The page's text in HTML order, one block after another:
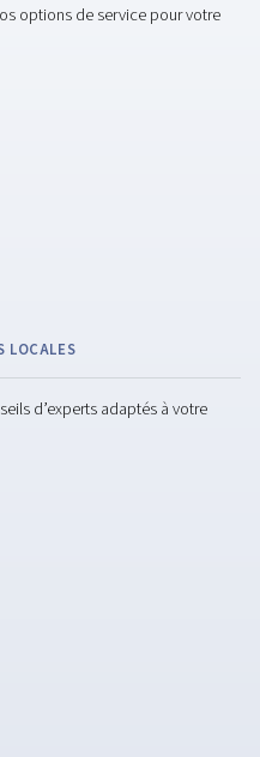
de la qualité
A13 :
les normes
à classer les contaminants
adaptés pour